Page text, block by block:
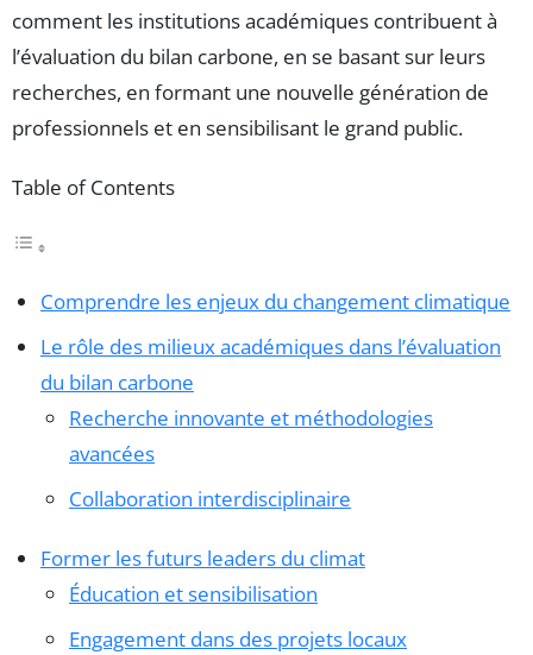
comment les institutions académiques contribuent à
l’évaluation du bilan carbone, en se basant sur leurs
recherches, en formant une nouvelle génération de
professionnels et en sensibilisant le grand public.
Table of Contents
Comprendre les enjeux du changement climatique
Le rôle des milieux académiques dans l’évaluation
du bilan carbone
Recherche innovante et méthodologies
avancées
Collaboration interdisciplinaire
Former les futurs leaders du climat
Éducation et sensibilisation
Engagement dans des projets locaux